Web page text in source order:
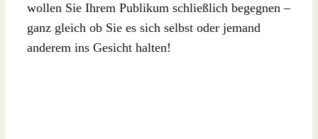
wollen Sie Ihrem Publikum schließlich begegnen –
ganz gleich ob Sie es sich selbst oder jemand
anderem ins Gesicht halten!